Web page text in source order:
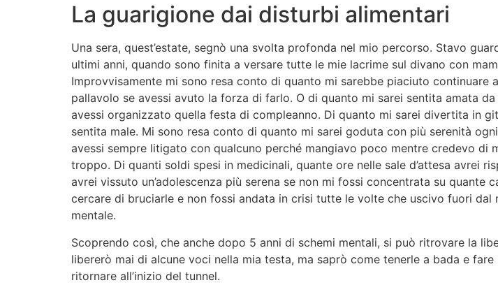
La guarigione dai disturbi alimentari
Una sera, quest’estate, segnò una svolta profonda nel mio percorso. Stavo
ultimi anni, quando sono finita a versare tutte le mie lacrime sul divano con
Improvvisamente mi sono resa conto di quanto mi sarebbe piaciuto continuare
pallavolo se avessi avuto la forza di farlo. O di quanto mi sarei sentita amata
avessi organizzato quella festa di compleanno. Di quanto mi sarei divertita in
sentita male. Mi sono resa conto di quanto mi sarei goduta con più serenità
avessi sempre litigato con qualcuno perché mangiavo poco mentre credevo di
troppo. Di quanti soldi spesi in medicinali, quante ore nelle sale d’attesa avrei
avrei vissuto un’adolescenza più serena se non mi fossi concentrata su quante
cercare di bruciarle e non fossi andata in crisi tutte le volte che uscivo fuori dal
mentale.
Scoprendo così, che anche dopo 5 anni di schemi mentali, si può ritrovare la
libererò mai di alcune voci nella mia testa, ma saprò come tenerle a bada e
ritornare all’inizio del tunnel.